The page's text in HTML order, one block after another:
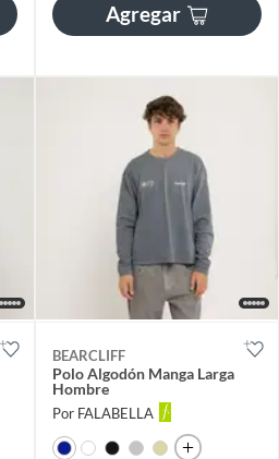
Agregar
BEARCLIFF
Polo Algodón Manga Larga
Hombre
Por FALABELLA